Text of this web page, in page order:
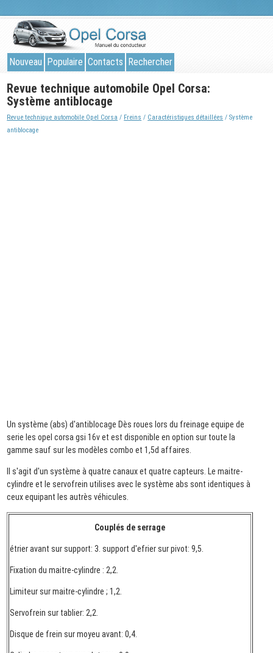
Nouveau Populaire Contacts Rechercher
Revue technique automobile Opel Corsa:
Système antiblocage
Revue technique automobile Opel Corsa / Freins / Caractéristiques détaillées / Système
antiblocage
Un système (abs) d'antiblocage Dès roues lors du freinage equipe de
serie les opel corsa gsi 16v et est disponible en option sur toute la
gamme sauf sur les modèles combo et 1,5d affaires.
Il s'agit d'un système à quatre canaux et quatre capteurs. Le maitre-
cylindre et le servofrein utilises avec le système abs sont identiques à
ceux equipant les autrès véhicules.
Couplés de serrage
étrier avant sur support: 3. support d'efrier sur pivot: 9,5.
Fixation du maitre-cylindre : 2,2.
Limiteur sur maitre-cylindre ; 1,2.
Servofrein sur tablier: 2,2.
Disque de frein sur moyeu avant: 0,4.